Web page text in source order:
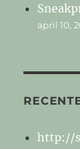
april 10,
http://